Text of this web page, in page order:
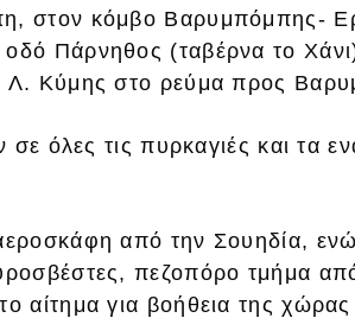
στον κόμβο Βαρυμπόμπης-
Πάρνηθος (ταβέρνα το
Λ. Κύμης στο ρεύμα προς
όλες τις πυρκαγιές και τα
από την Σουηδία,
πεζοπόρο τμήμα
αίτημα για βοήθεια της